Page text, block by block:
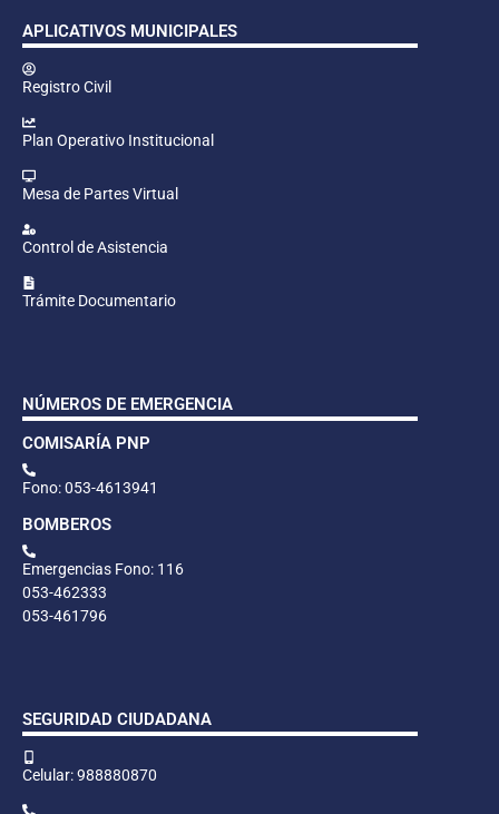
APLICATIVOS MUNICIPALES
Registro Civil
Plan Operativo Institucional
Mesa de Partes Virtual
Control de Asistencia
Trámite Documentario
NÚMEROS DE EMERGENCIA
COMISARÍA PNP
Fono: 053-4613941
BOMBEROS
Emergencias Fono: 116
053-462333
053-461796
SEGURIDAD CIUDADANA
Celular: 988880870